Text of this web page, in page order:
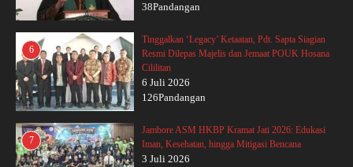
38Pandangan
6
Tinggalkan ‘Legacy’ Ketaatan, Pdt. Sapta Siagian
Resmi Dilepas Majelis dan Jemaat POUK Hosana
Cililitan
6 Juli 2026
126Pandangan
7
Jambore ASM HKBP Kramat Jati 2026: Edukasi
Iman, Kesehatan, hingga Mitigasi Bencana
3 Juli 2026